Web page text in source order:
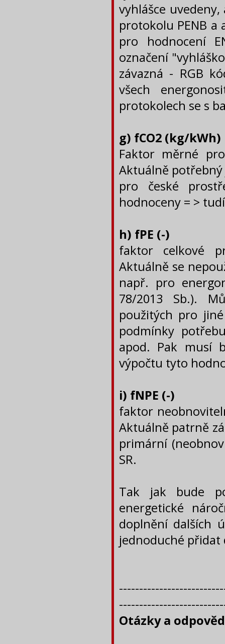
vyhlášce
protokolu PENB a
pro hodnocení
označení
závazná - RGB
všech
protokolech se s
g) fCO2 (kg/kWh)
Faktor měrné
Aktuálně potřebný
pro české
hodnoceny = >
h) fPE (-)
faktor celkové
Aktuálně se
např. pro
78/2013 Sb.).
použitých pro
podmínky
apod. Pak musí
výpočtu tyto
i) fNPE (-)
faktor
Aktuálně patrně
primární
SR.
Tak jak bude
energetické
doplnění dalších
jednoduché
Otázky a